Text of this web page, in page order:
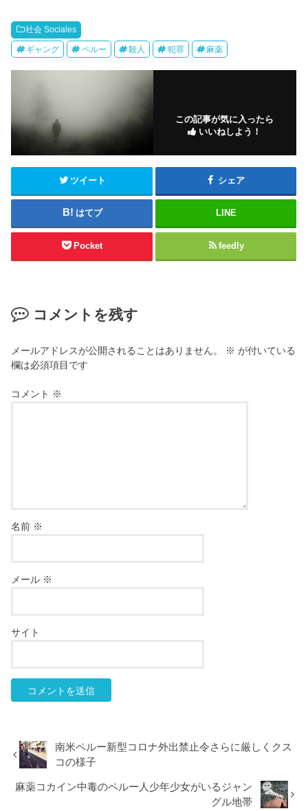
社会 Sociales
ギャング ペルー 殺人 犯罪 麻薬
この記事が気に入ったら
いいねしよう！
ツイート シェア
はてブ LINE
Pocket feedly
コメントを残す
メールアドレスが公開されることはありません。 ※ が付いている
欄は必須項目です
コメント ※
名前 ※
メール ※
サイト
南米ペルー新型コロナ外出禁止令さらに厳しくクス
コの様子
麻薬コカイン中毒のペルー人少年少女がいるジャン
グル地帯